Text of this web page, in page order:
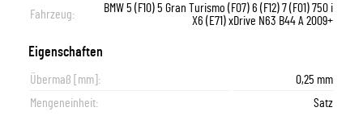
Fahrzeug:
BMW 5 (F10) 5 Gran Turismo (F07) 6 (F12) 7 (F01) 750 i
X6 (E71) xDrive N63 B44 A 2009+
Eigenschaften
Übermaß [mm]:
0,25 mm
Mengeneinheit:
Satz